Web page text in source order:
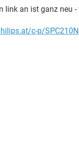
link an ist ganz neu -
c-p/